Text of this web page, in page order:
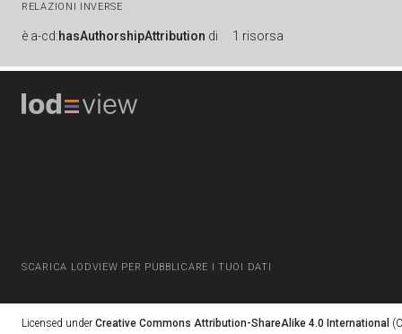
RELAZIONI INVERSE
è a-cd:hasAuthorshipAttribution di 1 risorsa
SCARICA LODVIEW PER PUBBLICARE I TUOI DATI
Licensed under Creative Commons Attribution-ShareAlike 4.0 International